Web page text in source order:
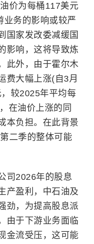
价为每桶117美元
业务的影响或较严
国家发改委减缓国
影响，这将导致炼
此外，由于霍尔木
费大幅上涨(自3月
较2025年平均每
在油价上涨的同
本负担。在此背景
二季的整体可能
司2026年的股息
产盈利，中石油及
劲，为提高股息派
由于下游业务面临
金流受压，这可能